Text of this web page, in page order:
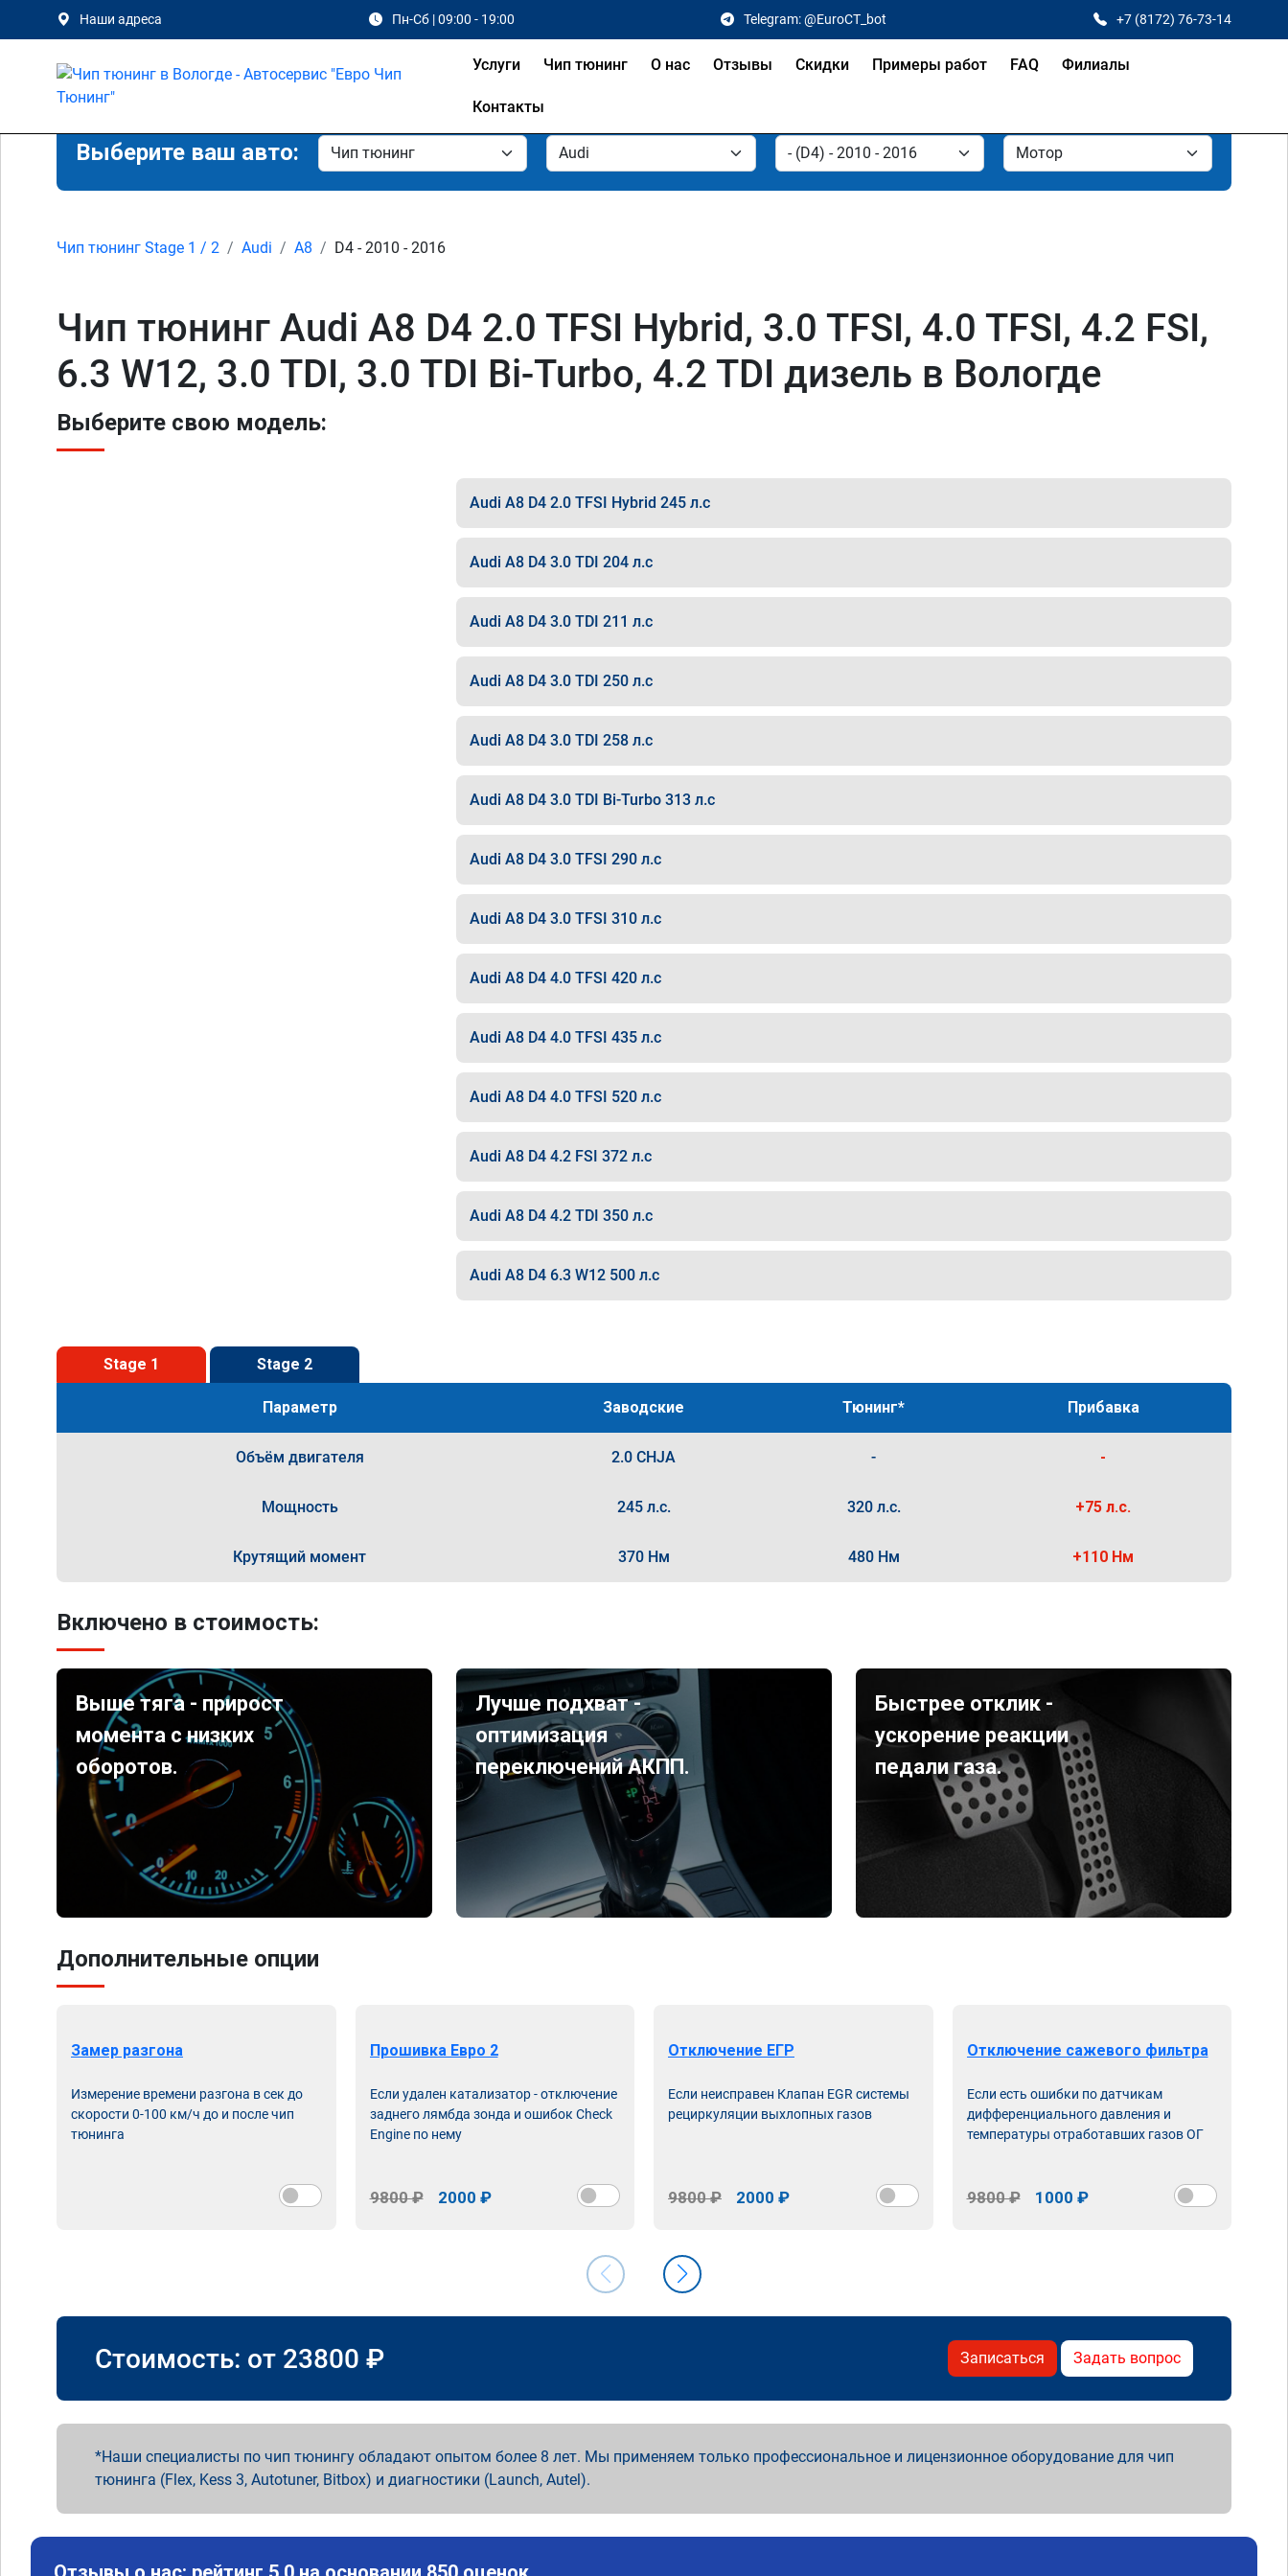
Наши адреса Пн-Сб | 09:00 - 19:00 Telegram: @EuroCT_bot +7 (8172) 76-73-14
Услуги Чип тюнинг О нас Отзывы Скидки Примеры работ FAQ Филиалы
Контакты
Выберите ваш авто:
Чип тюнинг Stage 1 / 2 Audi A8 D4 - 2010 - 2016
Чип тюнинг Audi A8 D4 2.0 TFSI Hybrid, 3.0 TFSI, 4.0 TFSI, 4.2 FSI,
6.3 W12, 3.0 TDI, 3.0 TDI Bi-Turbo, 4.2 TDI дизель в Вологде
Выберите свою модель:
Audi A8 D4 2.0 TFSI Hybrid 245 л.с
Audi A8 D4 3.0 TDI 204 л.с
Audi A8 D4 3.0 TDI 211 л.с
Audi A8 D4 3.0 TDI 250 л.с
Audi A8 D4 3.0 TDI 258 л.с
Audi A8 D4 3.0 TDI Bi-Turbo 313 л.с
Audi A8 D4 3.0 TFSI 290 л.с
Audi A8 D4 3.0 TFSI 310 л.с
Audi A8 D4 4.0 TFSI 420 л.с
Audi A8 D4 4.0 TFSI 435 л.с
Audi A8 D4 4.0 TFSI 520 л.с
Audi A8 D4 4.2 FSI 372 л.с
Audi A8 D4 4.2 TDI 350 л.с
Audi A8 D4 6.3 W12 500 л.с
Stage 1 Stage 2
Параметр Заводские Тюнинг* Прибавка
Объём двигателя 2.0 CHJA - -
Мощность 245 л.с. 320 л.с. +75 л.с.
Крутящий момент 370 Нм 480 Нм +110 Нм
Включено в стоимость:
Выше тяга - прирост
момента с низких
оборотов.
Лучше подхват -
оптимизация
переключений АКПП.
Быстрее отклик -
ускорение реакции
педали газа.
Дополнительные опции
Замер разгона
Измерение времени разгона в сек до
скорости 0-100 км/ч до и после чип
тюнинга
Прошивка Евро 2
Если удален катализатор - отключение
заднего лямбда зонда и ошибок Check
Engine по нему
9800 ₽ 2000 ₽
Отключение ЕГР
Если неисправен Клапан EGR системы
рециркуляции выхлопных газов
9800 ₽ 2000 ₽
Отключение сажевого фильтра
Если есть ошибки по датчикам
дифференциального давления и
температуры отработавших газов ОГ
9800 ₽ 1000 ₽
Стоимость: от 23800 ₽ Записаться Задать вопрос
Наши специалисты по чип тюнингу обладают опытом более 8 лет. Мы применяем только профессиональное и лицензионное оборудование для чип
тюнинга (Flex, Kess 3, Autotuner, Bitbox) и диагностики (Launch, Autel).